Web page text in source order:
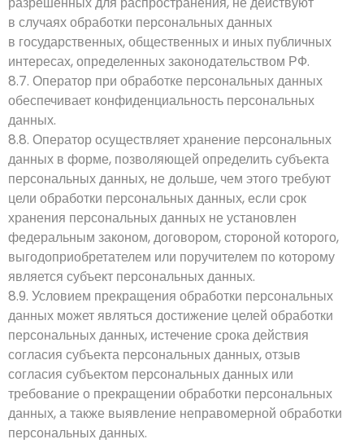
в случаях обработки персональных данных
в государственных, общественных и иных публичных
интересах, определенных законодательством РФ.
8.7. Оператор при обработке персональных данных
обеспечивает конфиденциальность персональных
данных.
8.8. Оператор осуществляет хранение персональных
данных в форме, позволяющей определить субъекта
персональных данных, не дольше, чем этого требуют
цели обработки персональных данных, если срок
хранения персональных данных не установлен
федеральным законом, договором, стороной которого,
выгодоприобретателем или поручителем по которому
является субъект персональных данных.
8.9. Условием прекращения обработки персональных
данных может являться достижение целей обработки
персональных данных, истечение срока действия
согласия субъекта персональных данных, отзыв
согласия субъектом персональных данных или
требование о прекращении обработки персональных
данных, а также выявление неправомерной обработки
персональных данных.